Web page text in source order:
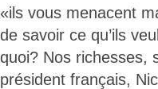
«ils vous menacent
de savoir ce qu’ils
quoi? Nos richesses,
président français,